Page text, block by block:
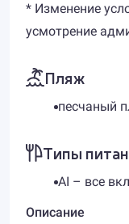
* Изменение
усмотрение
Пляж
песчаный
Типы
AI – все
Описание